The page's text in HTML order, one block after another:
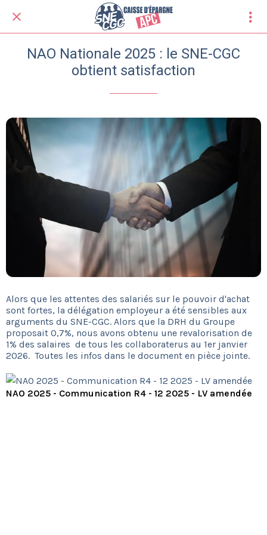
NAO Nationale 2025 : le SNE-CGC
obtient satisfaction
Alors que les attentes des salariés sur le pouvoir d'achat
sont fortes, la délégation employeur a été sensibles aux
arguments du SNE-CGC. Alors que la DRH du Groupe
proposait 0,7%, nous avons obtenu une revalorisation de
1% des salaires de tous les collaboraterus au 1er janvier
2026. Toutes les infos dans le document en pièce jointe.
NAO 2025 - Communication R4 - 12 2025 - LV amendée